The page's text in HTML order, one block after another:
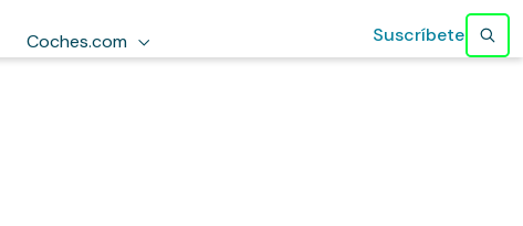
Coches.com Suscríbete